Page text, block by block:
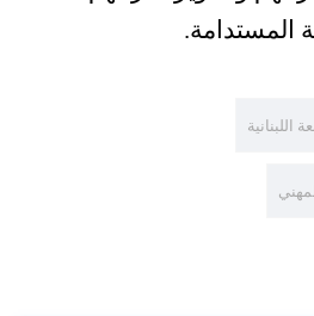
المستدامة.
اللبنانية